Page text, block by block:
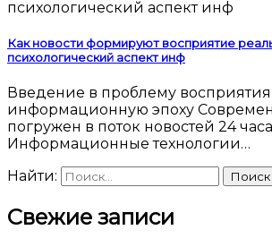
Как новости формируют восприятие
психологический аспект инф
Введение в проблему восприятия новостей в
информационную эпоху
погружен в поток новостей 24
Информационные технологии…
Найти:
Свежие записи